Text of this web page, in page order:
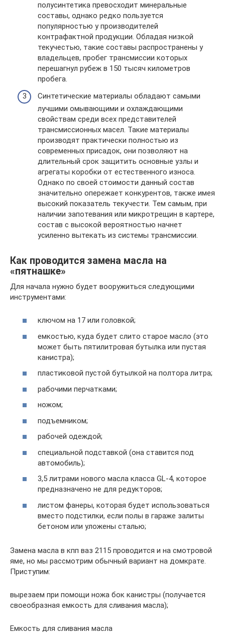
полусинтетика превосходит минеральные
составы, однако редко пользуется
популярностью у производителей
контрафактной продукции. Обладая низкой
текучестью, такие составы распространены у
владельцев, пробег трансмиссии которых
перешагнул рубеж в 150 тысяч километров
пробега.
Синтетические материалы обладают самыми
лучшими омывающими и охлаждающими
свойствам среди всех представителей
трансмиссионных масел. Такие материалы
производят практически полностью из
современных присадок, они позволяют на
длительный срок защитить основные узлы и
агрегаты коробки от естественного износа.
Однако по своей стоимости данный состав
значительно опережает конкурентов, также имея
высокий показатель текучести. Тем самым, при
наличии запотевания или микротрещин в картере,
состав с высокой вероятностью начнет
усиленно вытекать из системы трансмиссии.
Как проводится замена масла на
«пятнашке»
Для начала нужно будет вооружиться следующими
инструментами:
ключом на 17 или головкой;
емкостью, куда будет слито старое масло (это
может быть пятилитровая бутылка или пустая
канистра);
пластиковой пустой бутылкой на полтора литра;
рабочими перчатками;
ножом;
подъемником;
рабочей одеждой;
специальной подставкой (она ставится под
автомобиль);
3,5 литрами нового масла класса GL-4, которое
предназначено не для редукторов;
листом фанеры, которая будет использоваться
вместо подстилки, если полы в гараже залиты
бетоном или уложены сталью;
Замена масла в кпп ваз 2115 проводится и на смотровой
яме, но мы рассмотрим обычный вариант на домкрате.
Приступим:
вырезаем при помощи ножа бок канистры (получается
своеобразная емкость для сливания масла);
Емкость для сливания масла